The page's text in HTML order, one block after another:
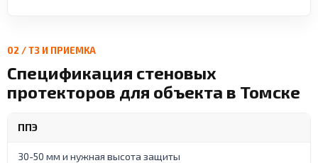
02 / ТЗ И ПРИЕМКА
Спецификация стеновых
протекторов для объекта в Томске
ППЭ
30-50 мм и нужная высота защиты